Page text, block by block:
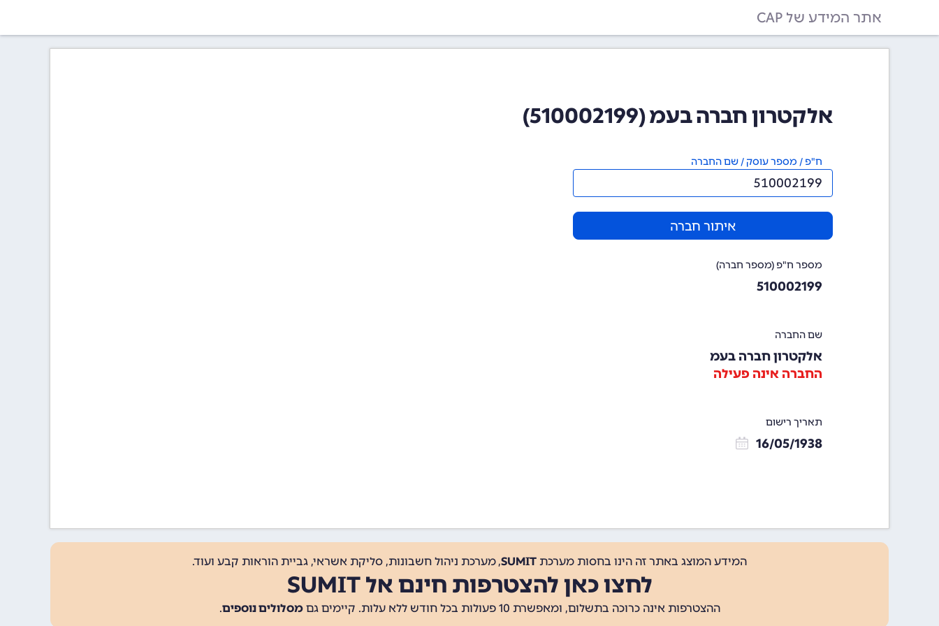
אתר המידע של CAP
אלקטרון חברה בעמ (510002199)
ח"פ / מספר עוסק / שם החברה
איתור חברה
מספר ח"פ (מספר חברה)
510002199
שם החברה
אלקטרון חברה בעמ
החברה אינה פעילה
תאריך רישום
16/05/1938
המידע המוצג באתר זה הינו בחסות מערכת SUMIT, מערכת ניהול חשבונות, סליקת אשראי, גביית הוראות קבע ועוד.
לחצו כאן להצטרפות חינם אל SUMIT
ההצטרפות אינה כרוכה בתשלום, ומאפשרת 10 פעולות בכל חודש ללא עלות. קיימים גם מסלולים נוספים.